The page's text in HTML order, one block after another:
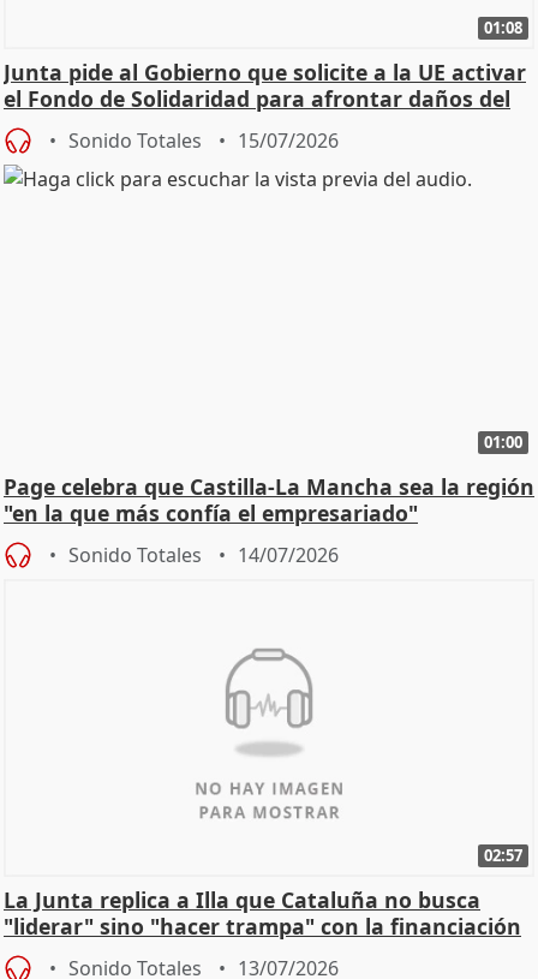
01:08
Junta pide al Gobierno que solicite a la UE activar
el Fondo de Solidaridad para afrontar daños del
Sonido Totales 15/07/2026
01:00
Page celebra que Castilla-La Mancha sea la región
"en la que más confía el empresariado"
Sonido Totales 14/07/2026
02:57
La Junta replica a Illa que Cataluña no busca
"liderar" sino "hacer trampa" con la financiación
Sonido Totales 13/07/2026